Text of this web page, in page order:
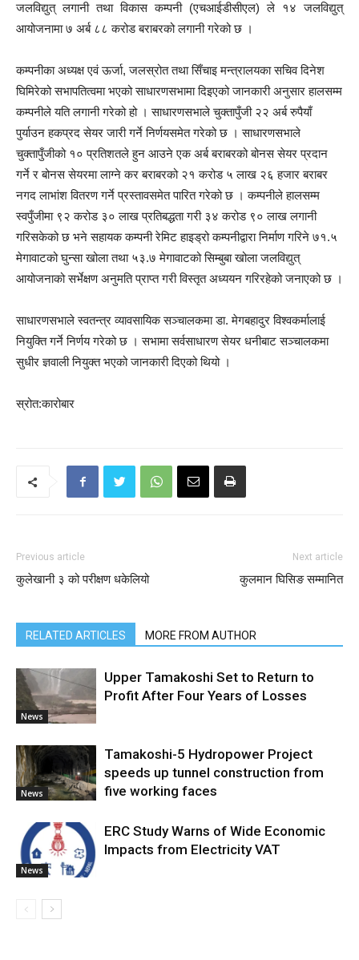
जलविद्युत् लगानी तथा विकास कम्पनी (एचआईडीसीएल) ले १४ जलविद्युत्
आयोजनामा ७ अर्ब ८८ करोड बराबरको लगानी गरेको छ ।
कम्पनीका अध्यक्ष एवं ऊर्जा, जलस्रोत तथा सिँचाइ मन्त्रालयका सचिव दिनेश
घिमिरेको सभापतित्वमा भएको साधारणसभामा दिइएको जानकारी अनुसार हालसम्म
कम्पनीले यति लगानी गरेको हो । साधारणसभाले चुक्तापुँजी २२ अर्ब रुपैयाँ
पुर्याउन हकप्रद सेयर जारी गर्ने निर्णयसमेत गरेको छ । साधारणसभाले
चुक्तापुँजीको १० प्रतिशतले हुन आउने एक अर्ब बराबरको बोनस सेयर प्रदान
गर्ने र बोनस सेयरमा लाग्ने कर बराबरको २१ करोड ५ लाख २६ हजार बराबर
नगद लाभांश वितरण गर्ने प्रस्तावसमेत पारित गरेको छ । कम्पनीले हालसम्म
स्वपुँजीमा ९२ करोड ३० लाख प्रतिबद्धता गरी ३४ करोड ९० लाख लगानी
गरिसकेको छ भने सहायक कम्पनी रेमिट हाइड्रो कम्पनीद्वारा निर्माण गरिने ७१.५
मेगावाटको घुन्सा खोला तथा ५३.७ मेगावाटको सिम्बुबा खोला जलविद्युत्
आयोजनाको सर्भेक्षण अनुमति प्राप्त गरी विस्तृत अध्ययन गरिरहेको जनाएको छ ।
साधारणसभाले स्वतन्त्र व्यावसायिक सञ्चालकमा डा. मेगबहादुर विश्वकर्मालाई
नियुक्ति गर्ने निर्णय गरेको छ । सभामा सर्वसाधारण सेयर धनीबाट सञ्चालकमा
सुधीर ज्ञवाली नियुक्त भएको जानकारी दिएको थियो ।
स्रोत:कारोबार
Previous article
कुलेखानी ३ को परीक्षण धकेलियो
Next article
कुलमान घिसिङ सम्मानित
RELATED ARTICLES MORE FROM AUTHOR
News
Upper Tamakoshi Set to Return to
Profit After Four Years of Losses
News
Tamakoshi-5 Hydropower Project
speeds up tunnel construction from
five working faces
News
ERC Study Warns of Wide Economic
Impacts from Electricity VAT